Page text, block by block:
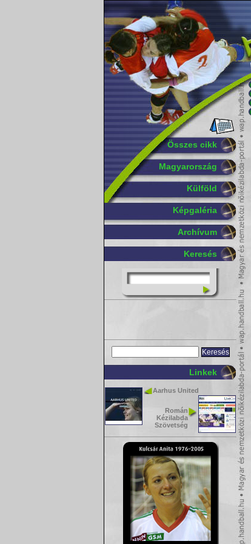
Összes cikk
Magyarország
Külföld
Képgaléria
Archívum
Keresés
Linkek
Aarhus United
Román
Kézilabda
Szövetség